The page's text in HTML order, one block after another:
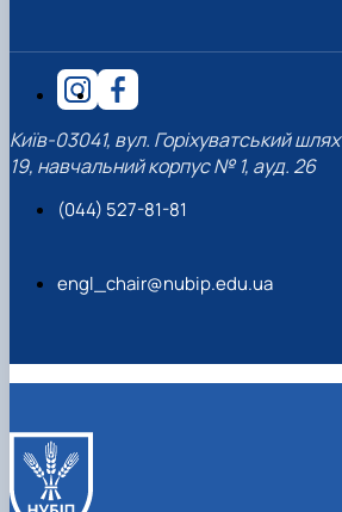
Київ-03041, вул. Горіхуватський шлях
19, навчальний корпус № 1, ауд. 26
(044) 527-81-81
engl_chair@nubip.edu.ua